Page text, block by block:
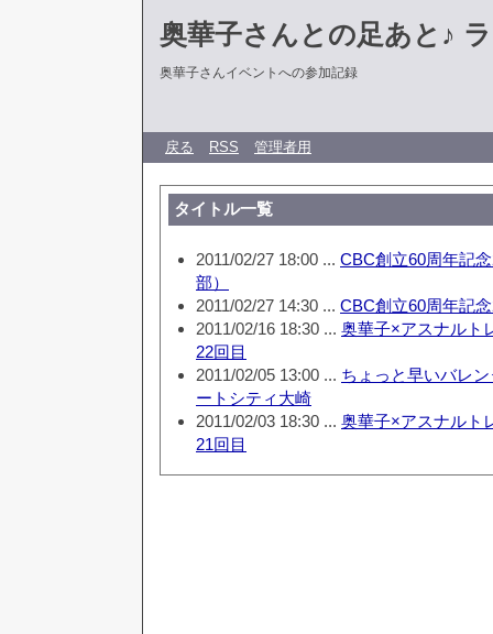
奥華子さんとの足あと♪
奥華子さんイベントへの参加記録
戻る RSS 管理者用
タイトル一覧
2011/02/27 18:00 ... CBC創立60周年記
部）
2011/02/27 14:30 ... CBC創立60周年記
2011/02/16 18:30 ... 奥華子×アスナル
22回目
2011/02/05 13:00 ... ちょっと早いバレ
ートシティ大崎
2011/02/03 18:30 ... 奥華子×アスナル
21回目